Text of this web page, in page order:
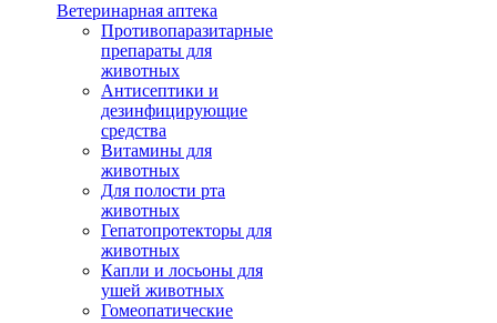
Ветеринарная аптека
Противопаразитарные
препараты для
животных
Антисептики и
дезинфицирующие
средства
Витамины для
животных
Для полости рта
животных
Гепатопротекторы для
животных
Капли и лосьоны для
ушей животных
Гомеопатические